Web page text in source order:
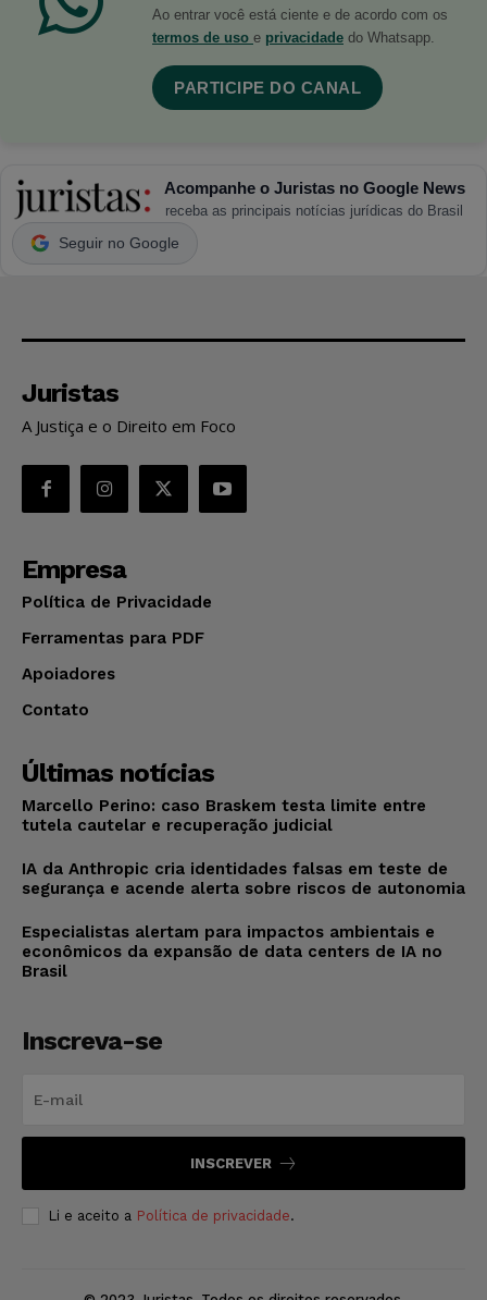
Ao entrar você está ciente e de acordo com os
termos de uso e privacidade do Whatsapp.
PARTICIPE DO CANAL
Acompanhe o Juristas no Google News
receba as principais notícias jurídicas do Brasil
Seguir no Google
Juristas
A Justiça e o Direito em Foco
Empresa
Política de Privacidade
Ferramentas para PDF
Apoiadores
Contato
Últimas notícias
Marcello Perino: caso Braskem testa limite entre
tutela cautelar e recuperação judicial
IA da Anthropic cria identidades falsas em teste de
segurança e acende alerta sobre riscos de autonomia
Especialistas alertam para impactos ambientais e
econômicos da expansão de data centers de IA no
Brasil
Inscreva-se
INSCREVER
Li e aceito a Política de privacidade.